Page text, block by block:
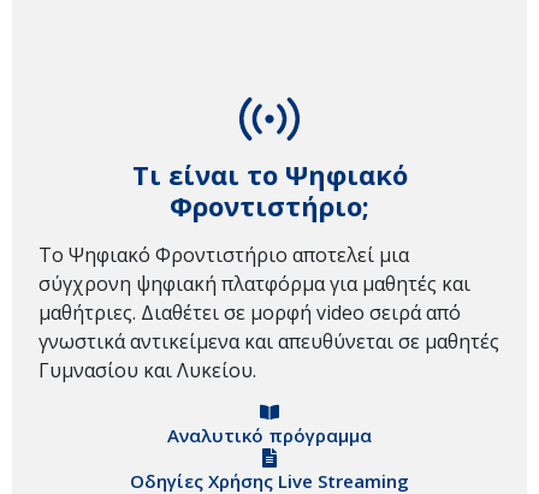
Τι είναι το Ψηφιακό
Φροντιστήριο;
Το Ψηφιακό Φροντιστήριο αποτελεί μια
σύγχρονη ψηφιακή πλατφόρμα για μαθητές και
μαθήτριες. Διαθέτει σε μορφή video σειρά από
γνωστικά αντικείμενα και απευθύνεται σε μαθητές
Γυμνασίου και Λυκείου.
Αναλυτικό πρόγραμμα
Οδηγίες Χρήσης Live Streaming